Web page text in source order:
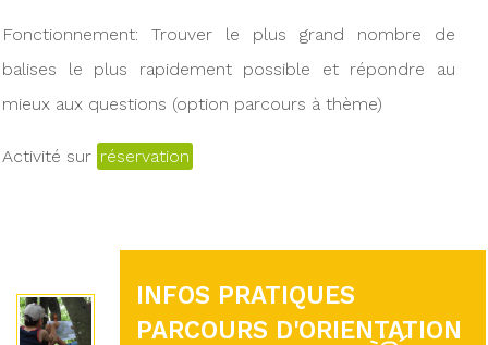
Fonctionnement: Trouver le plus grand nombre de
balises le plus rapidement possible et répondre au
mieux aux questions (option parcours à thème)
Activité sur réservation
INFOS PRATIQUES
PARCOURS D'ORIENTATION